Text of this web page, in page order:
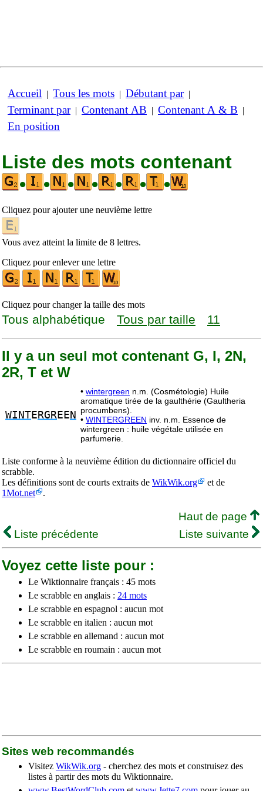
Accueil | Tous les mots | Débutant par|
Terminant par| Contenant AB | Contenant A & B |
En position
Liste des mots contenant
•
• • • • • •
Cliquez pour ajouter une neuvième lettre
Vous avez atteint la limite de 8 lettres.
Cliquez pour enlever une lettre
Cliquez pour changer la taille des mots
Tous alphabétique Tous par taille 11
Il y a un seul mot contenant G, I, 2N,
2R, T et W
WINTE RGREE N
• wintergreen n.m. (Cosmétologie) Huile
aromatique tirée de la gaulthérie (Gaultheria
procumbens).
• WINTERGREEN inv. n.m. Essence de
wintergreen : huile végétale utilisée en
parfumerie.
Liste conforme à la neuvième édition du dictionnaire officiel du
scrabble.
Les définitions sont de courts extraits de WikWik.org
et de
1Mot.net
.
Haut de page
Liste précédente
Liste suivante
Voyez cette liste pour :
Le Wiktionnaire français : 45 mots
Le scrabble en anglais : 24 mots
Le scrabble en espagnol : aucun mot
Le scrabble en italien : aucun mot
Le scrabble en allemand : aucun mot
Le scrabble en roumain : aucun mot
Sites web recommandés
Visitez WikWik.org - cherchez des mots et construisez des
listes à partir des mots du Wiktionnaire.